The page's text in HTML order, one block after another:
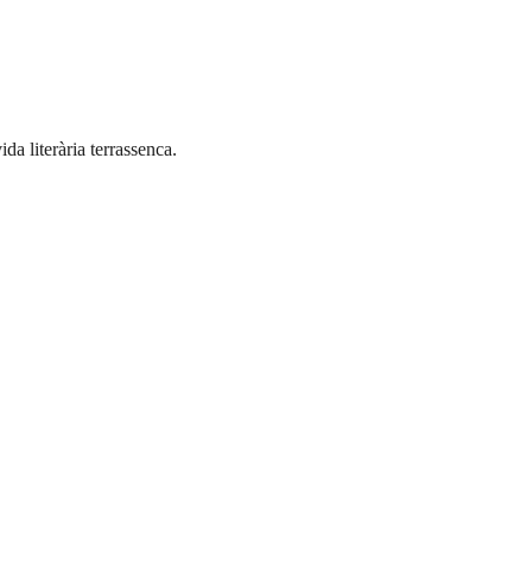
literària terrassenca.